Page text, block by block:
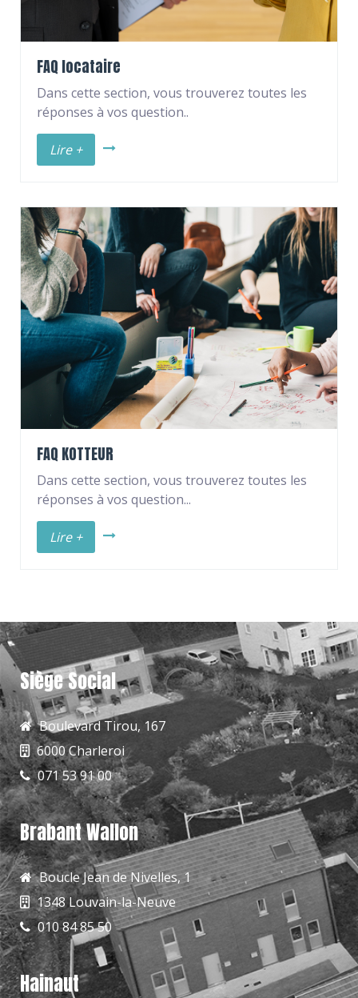
FAQ locataire
Dans cette section, vous trouverez toutes les
réponses à vos question..
Lire +
FAQ KOTTEUR
Dans cette section, vous trouverez toutes les
réponses à vos question...
Lire +
Siège Social
Boulevard Tirou, 167
6000 Charleroi
071 53 91 00
Brabant Wallon
Boucle Jean de Nivelles, 1
1348 Louvain-la-Neuve
010 84 85 50
Hainaut